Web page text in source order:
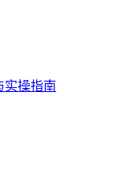
实操指南